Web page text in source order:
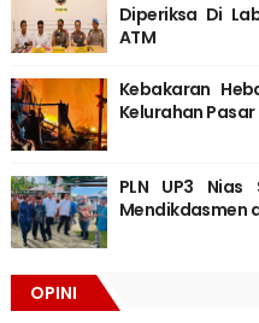
Diperiksa Di
ATM
Kebakaran
Kelurahan
PLN UP3
Mendikdasmen
OPINI